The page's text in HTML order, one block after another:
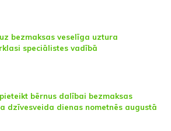
bezmaksas veselīga uztura
speciālistes vadībā
bērnus dalībai bezmaksas
dzīvesveida dienas nometnēs augustā